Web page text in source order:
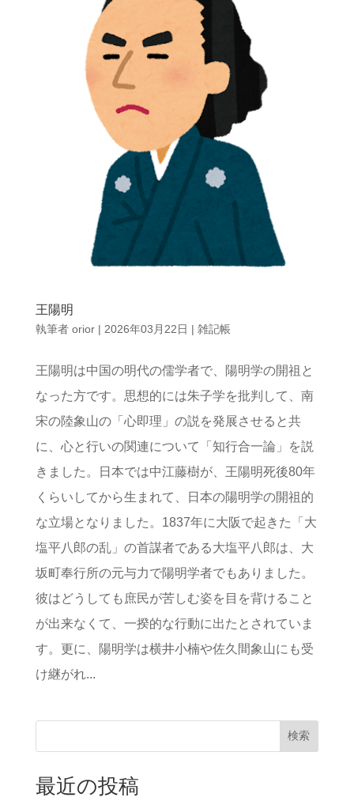
王陽明
執筆者 orior| 2026年03月22日 | 雑記帳
王陽明は中国の明代の儒学者で、陽明学の開祖と
なった方です。思想的には朱子学を批判して、南
宋の陸象山の「心即理」の説を発展させると共
に、心と行いの関連について「知行合一論」を説
きました。日本では中江藤樹が、王陽明死後80年
くらいしてから生まれて、日本の陽明学の開祖的
な立場となりました。1837年に大阪で起きた「大
塩平八郎の乱」の首謀者である大塩平八郎は、大
坂町奉行所の元与力で陽明学者でもありました。
彼はどうしても庶民が苦しむ姿を目を背けること
が出来なくて、一揆的な行動に出たとされていま
す。更に、陽明学は横井小楠や佐久間象山にも受
け継がれ...
検索
最近の投稿